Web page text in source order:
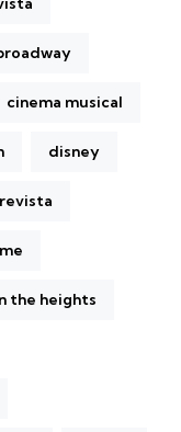
cinema musical
disney
the heights